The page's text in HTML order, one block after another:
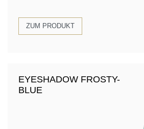
ZUM PRODUKT
EYESHADOW FROSTY-
BLUE